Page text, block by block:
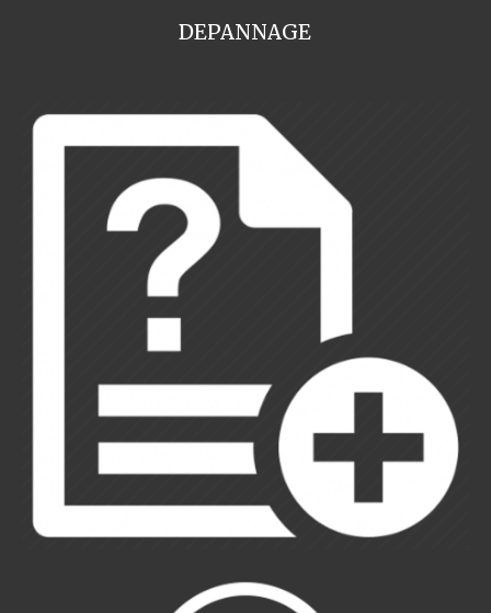
DEPANNAGE